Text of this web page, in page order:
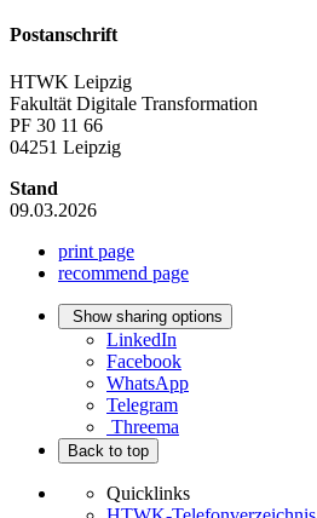
Postanschrift
HTWK Leipzig
Fakultät Digitale Transformation
PF 30 11 66
04251 Leipzig
Stand
09.03.2026
print page
recommend page
Show sharing options
LinkedIn
Facebook
WhatsApp
Telegram
Threema
Back to top
Quicklinks